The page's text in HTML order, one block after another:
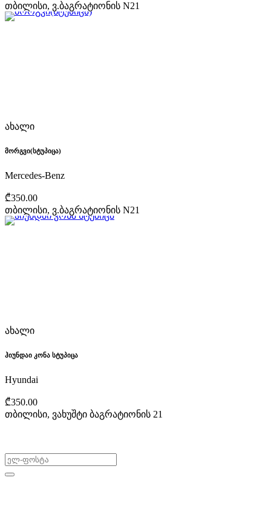
თბილისი, ვ.ბაგრატიონის N21
ახალი
მორგვი(სტუპიცა)
Mercedes-Benz
₾350.00
თბილისი, ვ.ბაგრატიონის N21
ახალი
ჰიუნდაი კონა სტუპიცა
Hyundai
₾350.00
თბილისი, ვახუშტი ბაგრატიონის 21